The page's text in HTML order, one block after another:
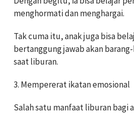
menghormati dan menghargai.
Tak cuma itu, anak juga bisa
bertanggung jawab akan
saat liburan.
3. Mempererat ikatan emosional
Salah satu manfaat liburan bagi